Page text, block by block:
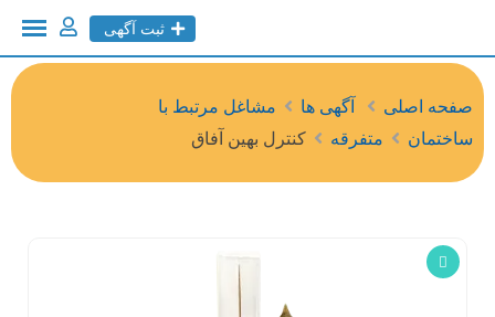
ثبت آگهی
صفحه اصلی آگهی ها
مشاغل مرتبط با
ساختمان
متفرقه کنترل بهین آفاق